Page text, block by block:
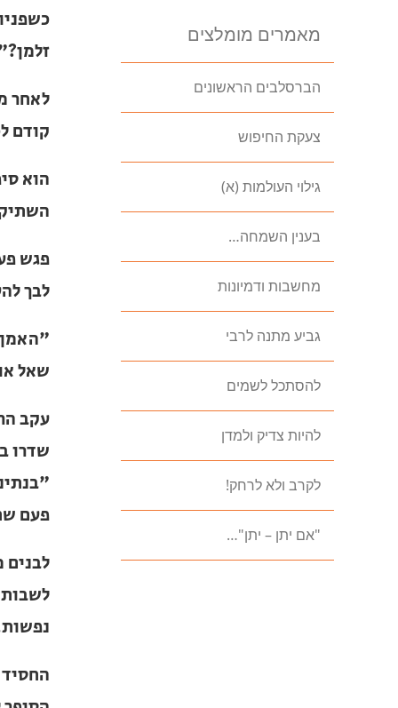
מאמרים מומלצים
הברסלבים הראשונים
צעקת החיפוש
גילוי העולמות (א)
בענין השמחה…
מחשבות ודמיונות
גביע מתנה לרבי
להסתכל לשמים
להיות צדיק ולמדן
לקרב ולא לרחק!
"אם יתן – יתן"…
כאדם
לאחר
הוא
פגש
אותי
עקב
בעיר
לשבר
ועוד
לשבות
שטרם